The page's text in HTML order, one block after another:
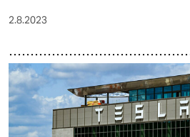
2.8.2023